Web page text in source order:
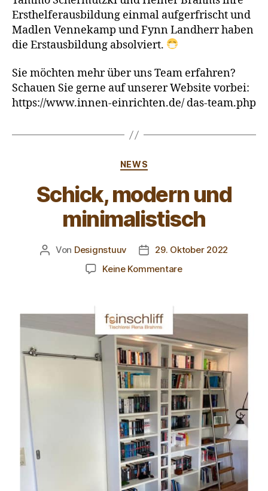
Ersthelferausbildung einmal aufgerfrischt und
Madlen Vennekamp und Fynn Landherr haben
die Erstausbildung absolviert.
Sie möchten mehr über uns Team erfahren?
Schauen Sie gerne auf unserer Website vorbei:
https://www.innen-einrichten.de/ das-team.php
NEWS
Schick, modern und
minimalistisch
Von Designstuuv
29. Oktober 2022
Keine Kommentare